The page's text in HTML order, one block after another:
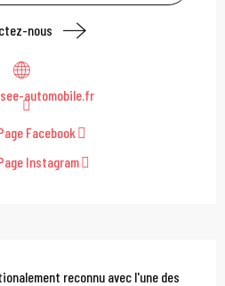
nous
automobile.fr
Facebook
Instagram
reconnu avec l'une des